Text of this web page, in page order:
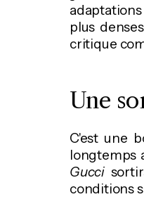
plus
critique
Une
C'est une
longtemps
Gucci
conditions